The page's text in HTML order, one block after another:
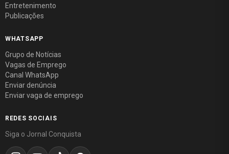
Entretenimento
Publicações
WHATSAPP
Grupo de Notícias
Vagas de Emprego
Canal WhatsApp
Enviar denúncia
Enviar vaga de emprego
REDES SOCIAIS
Siga o Jornal Conquista